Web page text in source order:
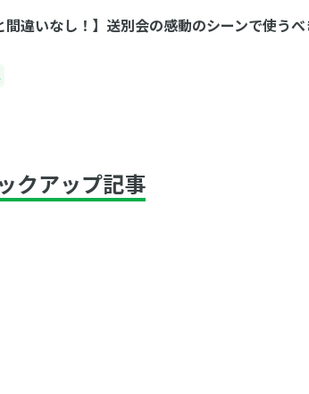
間違いなし！】送別会の感動のシーンで使うべ
クアップ記事